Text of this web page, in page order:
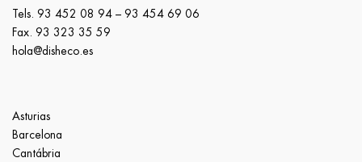
Tels. 93 452 08 94 – 93 454 69 06
Fax. 93 323 35 59
hola@disheco.es
Asturias
Barcelona
Cantábria